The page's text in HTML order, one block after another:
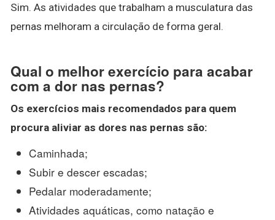
Sim. As atividades que trabalham a musculatura das
pernas melhoram a circulação de forma geral.
Qual o melhor exercício para acabar
com a dor nas pernas?
Os exercícios mais recomendados para quem
procura aliviar as dores nas pernas são:
Caminhada;
Subir e descer escadas;
Pedalar moderadamente;
Atividades aquáticas, como natação e